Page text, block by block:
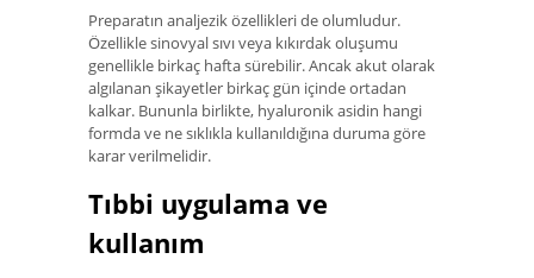
Preparatın analjezik özellikleri de olumludur.
Özellikle sinovyal sıvı veya kıkırdak oluşumu
genellikle birkaç hafta sürebilir. Ancak akut olarak
algılanan şikayetler birkaç gün içinde ortadan
kalkar. Bununla birlikte, hyaluronik asidin hangi
formda ve ne sıklıkla kullanıldığına duruma göre
karar verilmelidir.
Tıbbi uygulama ve
kullanım